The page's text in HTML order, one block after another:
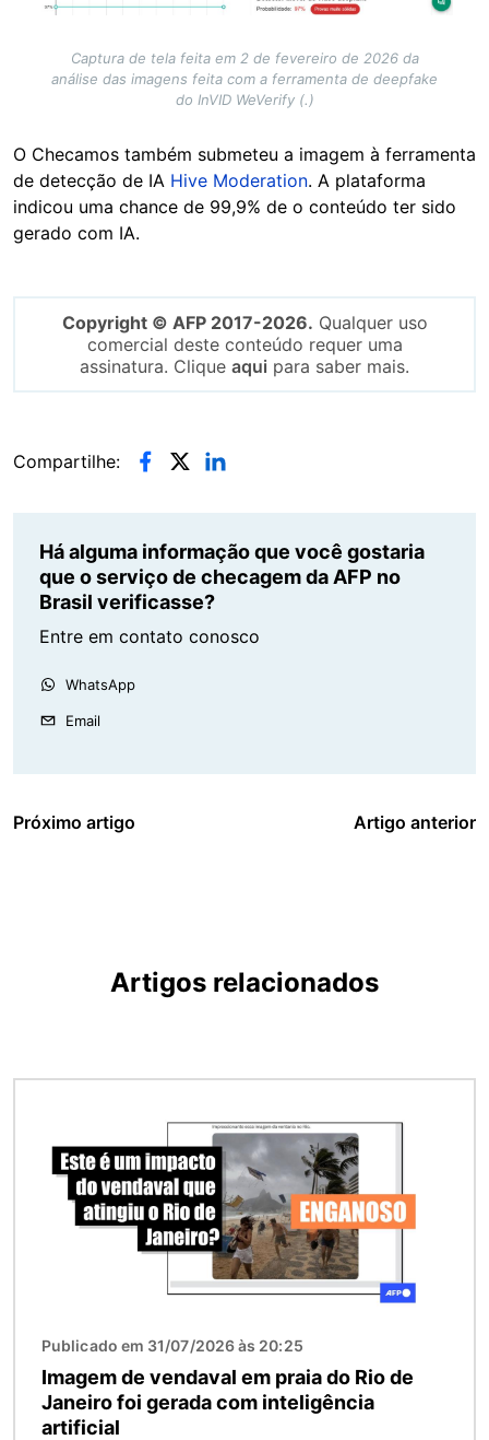
Captura de tela feita em 2 de fevereiro de 2026 da
análise das imagens feita com a ferramenta de deepfake
do InVID WeVerify (.)
O Checamos também submeteu a imagem à ferramenta
de detecção de IA Hive Moderation. A plataforma
indicou uma chance de 99,9% de o conteúdo ter sido
gerado com IA.
Copyright © AFP 2017-2026. Qualquer uso
comercial deste conteúdo requer uma
assinatura. Clique aqui para saber mais.
Compartilhe:
Há alguma informação que você gostaria
que o serviço de checagem da AFP no
Brasil verificasse?
Entre em contato conosco
WhatsApp
Email
Próximo artigo Artigo anterior
Artigos relacionados
Publicado em 31/07/2026 às 20:25
Imagem de vendaval em praia do Rio de
Janeiro foi gerada com inteligência
artificial